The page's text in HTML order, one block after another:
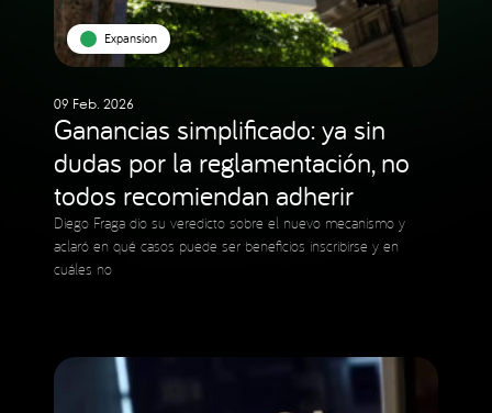
Expansion
09 Feb. 2026
Ganancias simplificado: ya sin
dudas por la reglamentación, no
todos recomiendan adherir
Diego Fraga dio su veredicto sobre el nuevo mecanismo y
aclaró en qué casos puede ser beneficios inscribirse y en
cuáles no